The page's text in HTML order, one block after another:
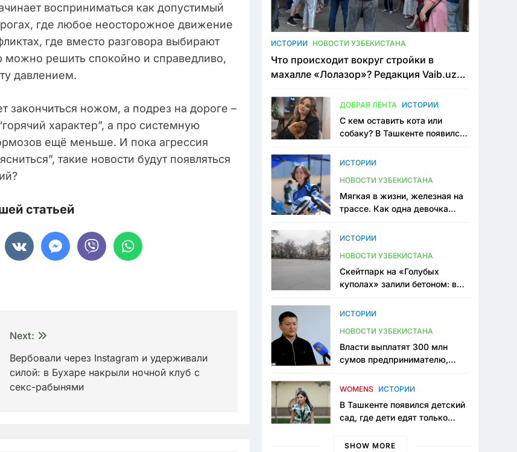
восприниматься как допустимый
где любое неосторожное движение
где вместо разговора выбирают
можно решить спокойно и справедливо,
давлением.
ножом, а подрез на дороге –
характер”, а про системную
ещё меньше. И пока агрессия
такие новости будут появляться
статьей
Next:
Вербовали через Instagram и удерживали
силой: в Бухаре накрыли ночной клуб с
секс-рабынями
ИСТОРИИ НОВОСТИ УЗБЕКИСТАНА
Что происходит вокруг стройки в
махалле «Лолазор»? Редакция Vaib.uz
конфликта
ДОБРАЯ ЛЕНТА ИСТОРИИ
С кем оставить кота или
собаку? В Ташкенте появился
ИСТОРИИ
НОВОСТИ УЗБЕКИСТАНА
Мягкая в жизни, железная на
трассе. Как одна девочка
Узбекистане
ИСТОРИИ
НОВОСТИ УЗБЕКИСТАНА
Скейтпарк на «Голубых
куполах» залили бетоном: в
одно общественное
ИСТОРИИ
НОВОСТИ УЗБЕКИСТАНА
Власти выплатят 300 млн
сумов предпринимателю,
тюрьме по незаконному
WOMENS ИСТОРИИ
В Ташкенте появился детский
сад, где дети едят только
мама, которая устала просить
SHOW MORE